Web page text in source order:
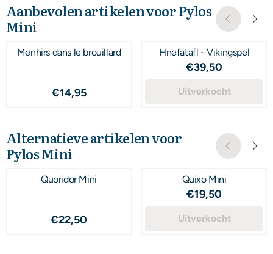
Aanbevolen artikelen voorPylos
Mini
Menhirs dans le brouillard
Prijs: 14,95
€14,95
Hnefatafl - Vikingspel
Prijs: 39,50
€39,50
Uitverkocht
Alternatieve artikelen voor
Pylos Mini
Quoridor Mini
Prijs: 22,50
€22,50
Quixo Mini
Prijs: 19,50
€19,50
Uitverkocht